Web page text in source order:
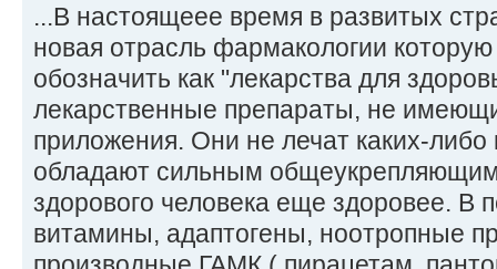
...В настоящеее время в развитых
новая отрасль фармакологии
обозначить как "лекарства для
лекарственные препараты, не
приложения. Они не лечат каких-либо
обладают сильным
здорового человека еще здоровее. В
витамины, адаптогены, ноотропные